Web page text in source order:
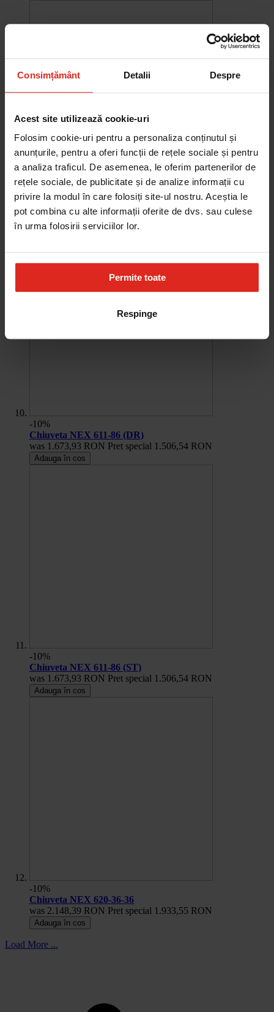
Consimțământ Detalii Despre
Acest site utilizează cookie-uri
Folosim cookie-uri pentru a personaliza conținutul și
anunțurile, pentru a oferi funcții de rețele sociale și pentru
a analiza traficul. De asemenea, le oferim partenerilor de
rețele sociale, de publicitate și de analize informații cu
privire la modul în care folosiți site-ul nostru. Aceștia le
pot combina cu alte informații oferite de dvs. sau culese
în urma folosirii serviciilor lor.
Permite toate
Respinge
-10%
Chiuveta Maris MRG 610-60
was 2.580,20 RON Pret special 2.322,18 RON
Adauga în cos
-10%
Chiuveta NEX 611-86 (DR)
was 1.673,93 RON Pret special 1.506,54 RON
Adauga în cos
-10%
Chiuveta NEX 611-86 (ST)
was 1.673,93 RON Pret special 1.506,54 RON
Adauga în cos
-10%
Chiuveta NEX 620-36-36
was 2.148,39 RON Pret special 1.933,55 RON
Adauga în cos
Load More ...